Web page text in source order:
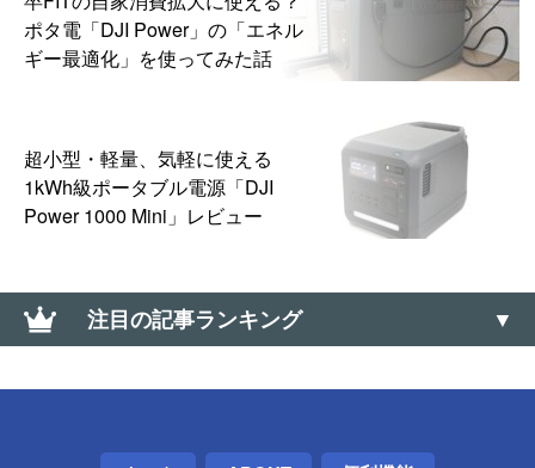
ポタ電「DJI Power」の「エネル
ギー最適化」を使ってみた話
超小型・軽量、気軽に使える
1kWh級ポータブル電源「DJI
Power 1000 Mini」レビュー
注目の記事ランキング
Windowsで2つ以上のマウスカーソルを同時に使える